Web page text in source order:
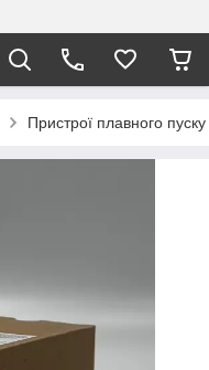
Пристрої плавного